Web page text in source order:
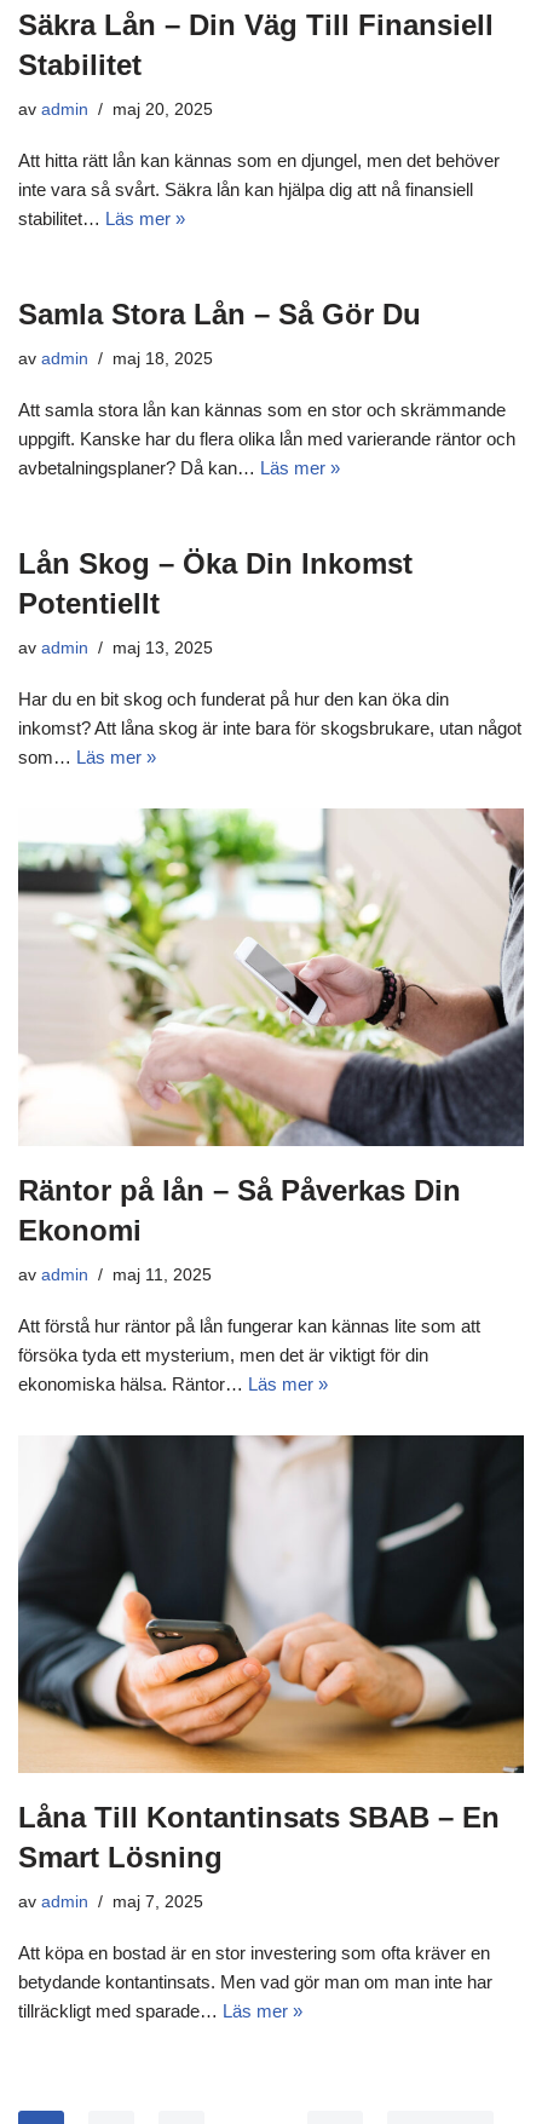
Säkra Lån – Din Väg Till Finansiell
Stabilitet
av admin maj 20, 2025
Att hitta rätt lån kan kännas som en djungel, men det behöver
inte vara så svårt. Säkra lån kan hjälpa dig att nå finansiell
stabilitet… Läs mer »
Samla Stora Lån – Så Gör Du
av admin maj 18, 2025
Att samla stora lån kan kännas som en stor och skrämmande
uppgift. Kanske har du flera olika lån med varierande räntor och
avbetalningsplaner? Då kan… Läs mer »
Lån Skog – Öka Din Inkomst
Potentiellt
av admin maj 13, 2025
Har du en bit skog och funderat på hur den kan öka din
inkomst? Att låna skog är inte bara för skogsbrukare, utan något
som… Läs mer »
Räntor på lån – Så Påverkas Din
Ekonomi
av admin maj 11, 2025
Att förstå hur räntor på lån fungerar kan kännas lite som att
försöka tyda ett mysterium, men det är viktigt för din
ekonomiska hälsa. Räntor… Läs mer »
Låna Till Kontantinsats SBAB – En
Smart Lösning
av admin maj 7, 2025
Att köpa en bostad är en stor investering som ofta kräver en
betydande kontantinsats. Men vad gör man om man inte har
tillräckligt med sparade… Läs mer »